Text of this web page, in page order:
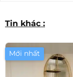
Tin khác :
Mới nhất